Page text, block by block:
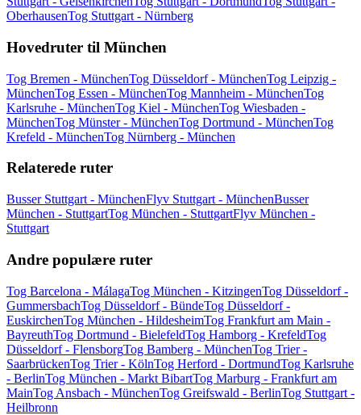
OberhausenTog Stuttgart - Nürnberg
Hovedruter til München
Tog Bremen - MünchenTog Düsseldorf - MünchenTog Leipzig -
MünchenTog Essen - MünchenTog Mannheim - MünchenTog
Karlsruhe - MünchenTog Kiel - MünchenTog Wiesbaden -
MünchenTog Münster - MünchenTog Dortmund - MünchenTog
Krefeld - MünchenTog Nürnberg - München
Relaterede ruter
Busser Stuttgart - MünchenFlyv Stuttgart - MünchenBusser
München - StuttgartTog München - StuttgartFlyv München -
Stuttgart
Andre populære ruter
Tog Barcelona - MálagaTog München - KitzingenTog Düsseldorf -
GummersbachTog Düsseldorf - BündeTog Düsseldorf -
EuskirchenTog München - HildesheimTog Frankfurt am Main -
BayreuthTog Dortmund - BielefeldTog Hamborg - KrefeldTog
Düsseldorf - FlensborgTog Bamberg - MünchenTog Trier -
SaarbrückenTog Trier - KölnTog Herford - DortmundTog Karlsruhe
- BerlinTog München - Markt BibartTog Marburg - Frankfurt am
MainTog Ansbach - MünchenTog Greifswald - BerlinTog Stuttgart -
Heilbronn